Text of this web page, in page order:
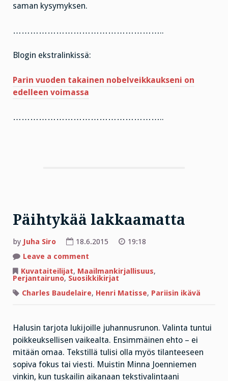
saman kysymyksen.
……………………………………………..
Blogin ekstralinkissä:
Parin vuoden takainen nobelveikkaukseni on
edelleen voimassa
……………………………………………..
Päihtykää lakkaamatta
by Juha Siro 18.6.2015
19:18
Leave a comment
lakkaamatta
Kuvataiteilijat, Maailmankirjallisuus,
Perjantairuno, Suosikkikirjat
Charles Baudelaire, Henri Matisse, Pariisin ikävä
Halusin tarjota lukijoille juhannusrunon. Valinta tuntui
poikkeuksellisen vaikealta. Ensimmäinen ehto – ei
mitään omaa. Tekstillä tulisi olla myös tilanteeseen
sopiva fokus tai viesti. Muistin Minna Joenniemen
vinkin, kun tuskailin aikanaan tekstivalintaani